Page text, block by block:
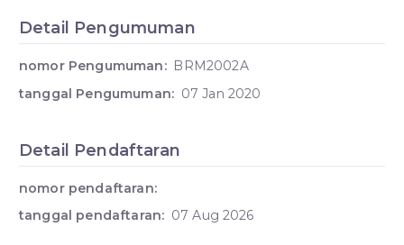
Detail Pengumuman
nomor Pengumuman: BRM2002A
tanggal Pengumuman: 07 Jan 2020
Detail Pendaftaran
nomor pendaftaran:
tanggal pendaftaran: 07 Aug 2026